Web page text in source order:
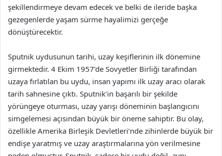
şekillendirmeye devam edecek ve belki de ileride başka
gezegenlerde yaşam sürme hayalimizi gerçeğe
dönüştürecektir.
Sputnik uydusunun tarihi, uzay keşiflerinin ilk dönemine
girmektedir. 4 Ekim 1957’de Sovyetler Birliği tarafından
uzaya fırlatılan bu uydu, insan yapımı ilk uzay aracı olarak
tarih sahnesine çıktı. Sputnik’in başarılı bir şekilde
yörüngeye oturması, uzay yarışı döneminin başlangıcını
simgelemesi açısından büyük bir öneme sahiptir. Bu olay,
özellikle Amerika Birleşik Devletleri’nde zihinlerde büyük bir
endişe yaratmış ve uzay araştırmalarına yön verilmesine